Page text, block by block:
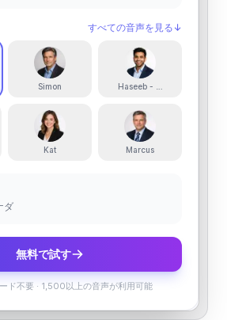
すべての音声を見る ↓
Simon Haseeb - Energetic
Kat Marcus
ダ
無料で試す
ド不要 · 1,500以上の音声が利用可能